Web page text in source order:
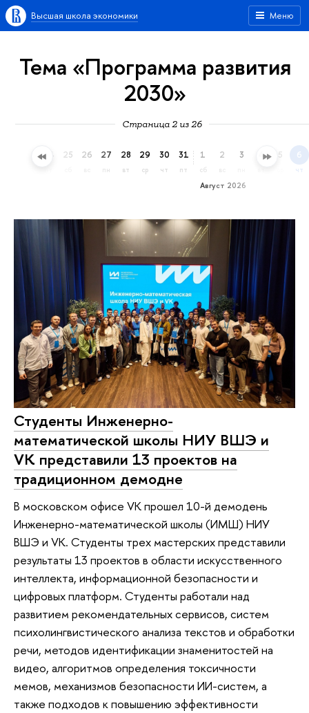
Меню
Высшая школа экономики
Тема «Программа развития
2030»
Страница 2 из 26
24 25 26 27
пн
28
вт
29
ср
30
чт
31
пт
Август 2026
1
сб
2 3 4 5 6
чт
Студенты Инженерно-
математической школы НИУ ВШЭ и
VK представили 13 проектов на
традиционном демодне
В московском офисе VK прошел 10-й демодень
Инженерно-математической школы (ИМШ) НИУ
ВШЭ и VK. Студенты трех мастерских представили
результаты 13 проектов в области искусственного
интеллекта, информационной безопасности и
цифровых платформ. Студенты работали над
развитием рекомендательных сервисов, систем
психолингвистического анализа текстов и обработки
речи, методов идентификации знаменитостей на
видео, алгоритмов определения токсичности
мемов, механизмов безопасности ИИ-систем, а
также подходов к повышению эффективности